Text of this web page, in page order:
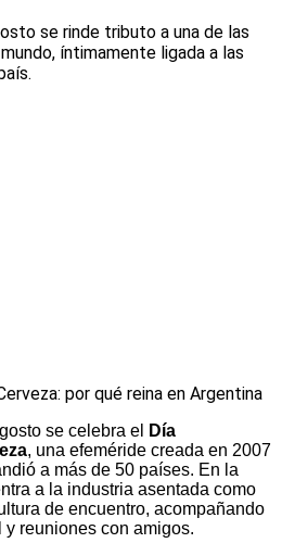
se rinde tributo a una de las
íntimamente ligada a las
se celebra el
Día
, una efeméride creada en 2007
a más de 50 países. En la
a la industria asentada como
de encuentro, acompañando
reuniones con amigos.